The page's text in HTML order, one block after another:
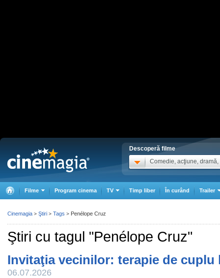
Descoperă filme
Comedie, acţiune, dramă,
Filme Program cinema TV Timp liber În curând Trailer
Ştiri cu tagul "Penélope Cruz"
Invitaţia vecinilor: terapie de cuplu
06.07.2026
Cinemagia > Ştiri > Tags > Penélope Cruz